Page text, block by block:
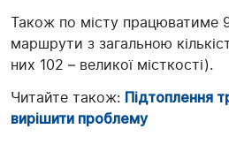
Також по місту працюватиме
маршрути з загальною
них 102 – великої місткості).
Читайте також: Підтоплення
вирішити проблему